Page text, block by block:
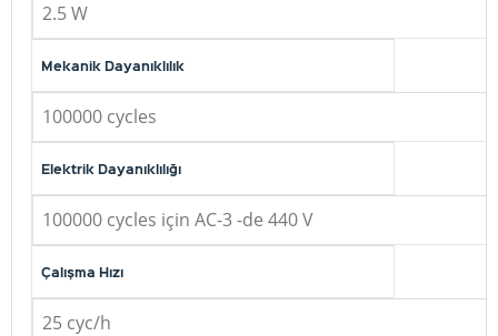
2.5 W
Mekanik Dayanıklılık
100000 cycles
Elektrik Dayanıklılığı
100000 cycles için AC-3 -de 440 V
Çalışma Hızı
25 cyc/h